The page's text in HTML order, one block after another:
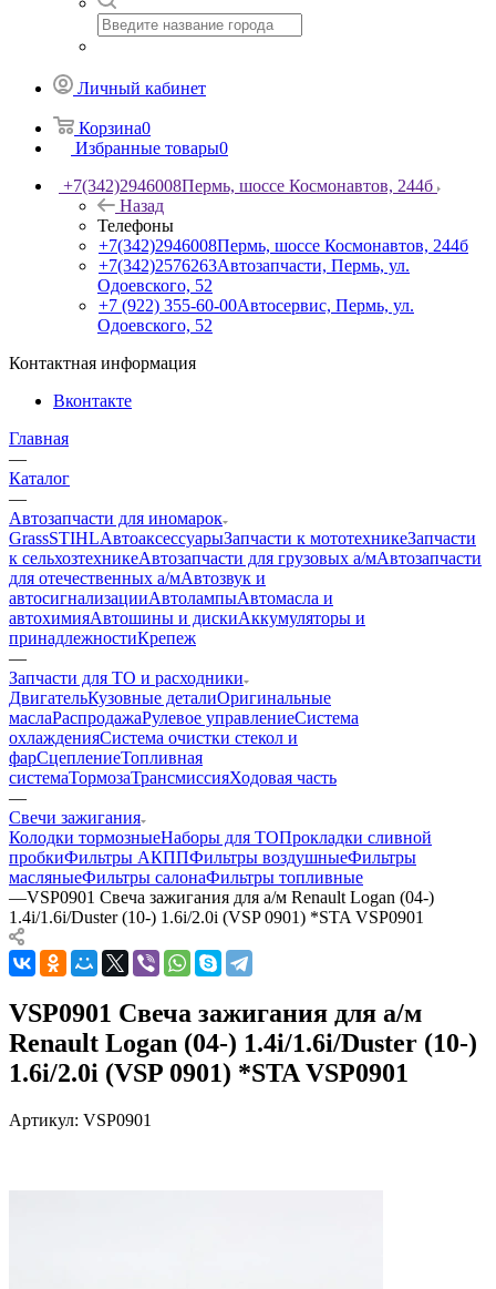
Личный кабинет
Корзина0
Избранные товары0
+7(342)2946008Пермь, шоссе Космонавтов, 244б
Назад
Телефоны
+7(342)2946008Пермь, шоссе Космонавтов, 244б
+7(342)2576263Автозапчасти, Пермь, ул.
Одоевского, 52
+7 (922) 355-60-00Автосервис, Пермь, ул.
Одоевского, 52
Контактная информация
Вконтакте
Главная
—
Каталог
—
Автозапчасти для иномарок
GrassSTIHLАвтоаксессуарыЗапчасти к мототехникеЗапчасти
к сельхозтехникеАвтозапчасти для грузовых а/мАвтозапчасти
для отечественных а/мАвтозвук и
автосигнализацииАвтолампыАвтомасла и
автохимияАвтошины и дискиАккумуляторы и
принадлежностиКрепеж
—
Запчасти для ТО и расходники
ДвигательКузовные деталиОригинальные
маслаРаспродажаРулевое управлениеСистема
охлажденияСистема очистки стекол и
фарСцеплениеТопливная
системаТормозаТрансмиссияХодовая часть
—
Свечи зажигания
Колодки тормозныеНаборы для ТОПрокладки сливной
пробкиФильтры АКППФильтры воздушныеФильтры
масляныеФильтры салонаФильтры топливные
—VSP0901 Свеча зажигания для а/м Renault Logan (04-)
1.4i/1.6i/Duster (10-) 1.6i/2.0i (VSP 0901) *STA VSP0901
VSP0901 Свеча зажигания для а/м
Renault Logan (04-) 1.4i/1.6i/Duster (10-)
1.6i/2.0i (VSP 0901) *STA VSP0901
Артикул: VSP0901